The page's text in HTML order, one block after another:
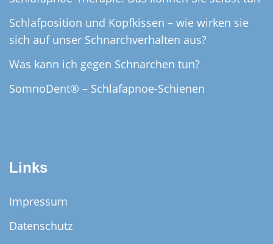
Schlafposition und Kopfkissen – wie wirken sie
sich auf unser Schnarchverhalten aus?
Was kann ich gegen Schnarchen tun?
SomnoDent® – Schlafapnoe-Schienen
Links
Impressum
Datenschutz